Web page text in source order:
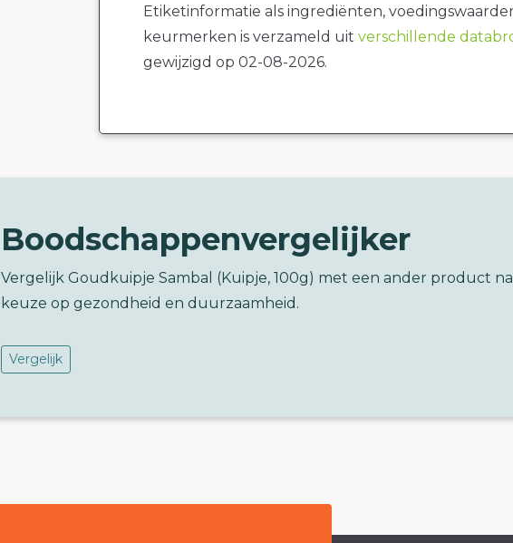
Etiketinformatie als ingrediënten,
keurmerken is verzameld uit verschillende
gewijzigd op 02-08-2026.
Boodschappenvergelijker
Vergelijk Goudkuipje Sambal (Kuipje, 100g) met een ander product
keuze op gezondheid en duurzaamheid.
Vergelijk